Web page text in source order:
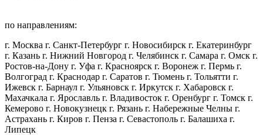
по направлениям:
г. Москва г. Санкт-Петербург г. Новосибирск г. Екатеринбург
г. Казань г. Нижний Новгород г. Челябинск г. Самара г. Омск г.
Ростов-на-Дону г. Уфа г. Красноярск г. Воронеж г. Пермь г.
Волгоград г. Краснодар г. Саратов г. Тюмень г. Тольятти г.
Ижевск г. Барнаул г. Ульяновск г. Иркутск г. Хабаровск г.
Махачкала г. Ярославль г. Владивосток г. Оренбург г. Томск г.
Кемерово г. Новокузнецк г. Рязань г. Набережные Челны г.
Астрахань г. Киров г. Пенза г. Севастополь г. Балашиха г.
Липецк